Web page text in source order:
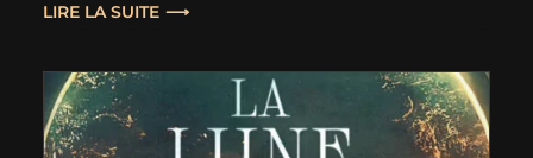
recommander ce roman !
LIRE LA SUITE